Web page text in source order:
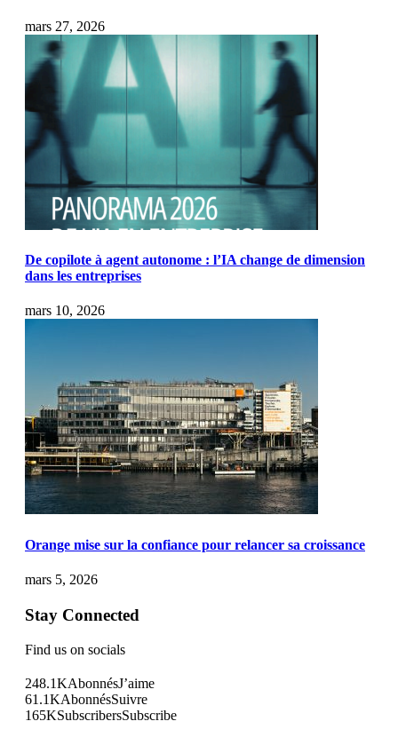
mars 27, 2026
De copilote à agent autonome : l’IA change de dimension
dans les entreprises
mars 10, 2026
Orange mise sur la confiance pour relancer sa croissance
mars 5, 2026
Stay Connected
Find us on socials
248.1KAbonnésJ’aime
61.1KAbonnésSuivre
165KSubscribersSubscribe